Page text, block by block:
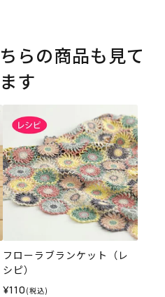
らの商品も見て
す
フローラブランケット（レ
シピ）
¥110 (税込)